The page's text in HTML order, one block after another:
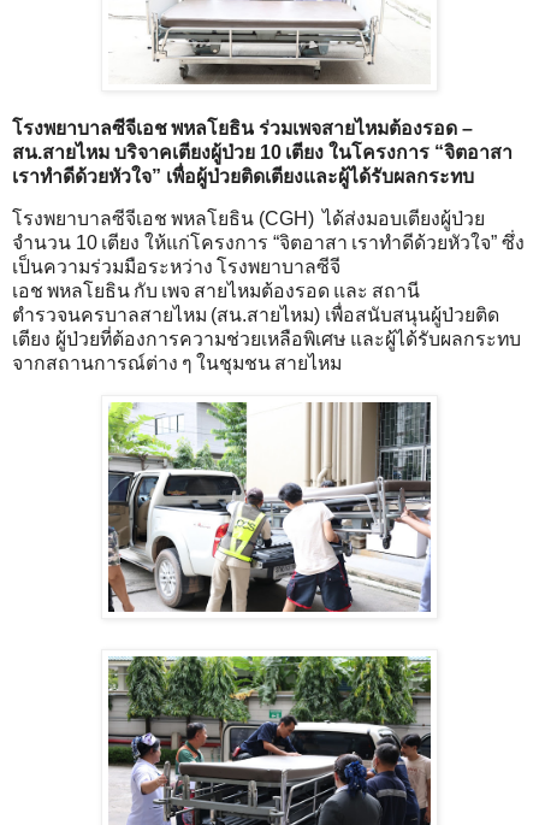
โรงพยาบาลซีจีเอช พหลโยธิน ร่วมเพจสายไหมต้องรอด –
สน.สายไหม บริจาคเตียงผู้ป่วย 10 เตียง ในโครงการ “จิตอาสา
เราทำดีด้วยหัวใจ” เพื่อผู้ป่วยติดเตียงและผู้ได้รับผลกระทบ
โรงพยาบาลซีจีเอช พหลโยธิน (CGH) ได้ส่งมอบเตียงผู้ป่วย
จำนวน 10 เตียง ให้แก่โครงการ “จิตอาสา เราทำดีด้วยหัวใจ” ซึ่ง
เป็นความร่วมมือระหว่าง โรงพยาบาลซีจี
เอช พหลโยธิน กับ เพจ สายไหมต้องรอด และ สถานี
ตำรวจนครบาลสายไหม (สน.สายไหม) เพื่อสนับสนุนผู้ป่วยติด
เตียง ผู้ป่วยที่ต้องการความช่วยเหลือพิเศษ และผู้ได้รับผลกระทบ
จากสถานการณ์ต่าง ๆ ในชุมชน สายไหม